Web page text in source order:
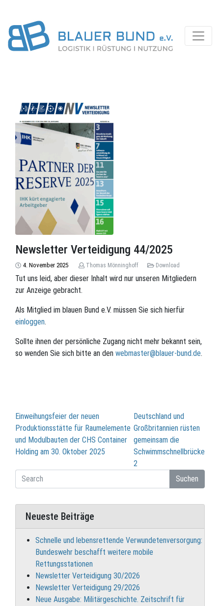
Newsletter Verteidigung 44/2025
4. November 2025 Thomas Mönninghoff Download
Tut uns leid, aber dieser Inhalt wird nur unseren Mitgliedern
zur Anzeige gebracht.
Als Mitglied im blauen Bund e.V. müssen Sie sich hierfür
einloggen.
Sollte ihnen der persönliche Zugang nicht mehr bekannt sein,
so wenden Sie sich bitte an den webmaster@blauer-bund.de.
Beitragsnavigation
Einweihungsfeier der neuen
Produktionsstätte für Raumelemente
und Modulbauten der CHS Container
Holding am 30. Oktober 2025
Deutschland und
Großbritannien rüsten
gemeinsam die
Schwimmschnellbrücke
2
Suchen
Neueste Beiträge
Schnelle und lebensrettende Verwundetenversorgung:
Bundeswehr beschafft weitere mobile
Rettungsstationen
Newsletter Verteidigung 30/2026
Newsletter Verteidigung 29/2026
Neue Ausgabe: Militärgeschichte. Zeitschrift für